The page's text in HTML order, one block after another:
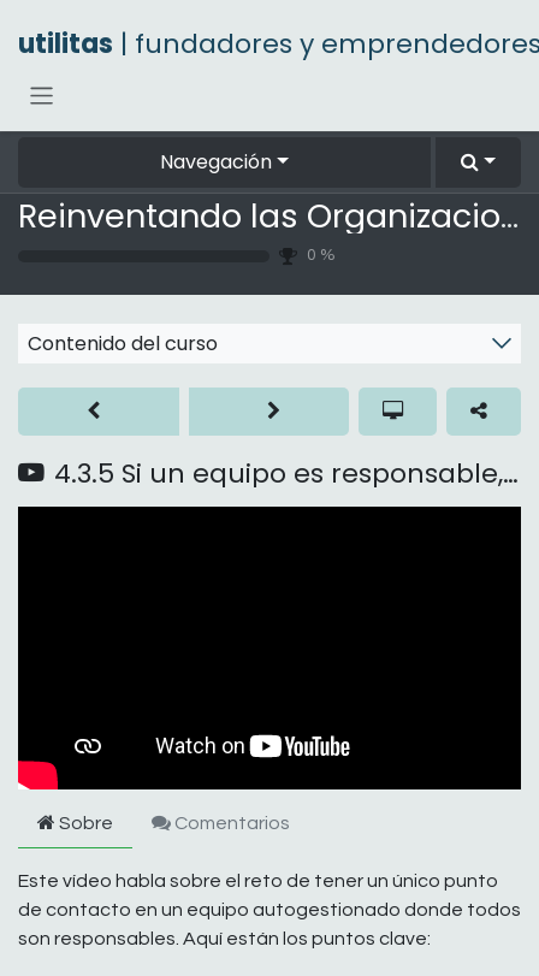
utilitas | fundadores y
Navegación
Reinventando las Organizaciones
0 %
Contenido del curso
4.3.5 Si un equipo es responsable, ¿a quién llamo?
Sobre Comentarios
Este vídeo habla sobre el reto de tener un único punto
de contacto en un equipo autogestionado donde todos
son responsables. Aquí están los puntos clave: